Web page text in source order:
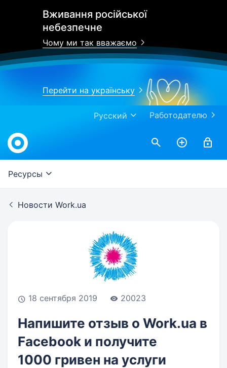
Вживання російської
небезпечне
Чому ми так вважаємо
Перейти на українську
Работодателю
Русский
Work.ua
Ресурсы
Новости Work.ua
18 сентября 2019 20023
Напишите отзыв о Work.ua в
Facebook и получите
1000 гривен на услуги